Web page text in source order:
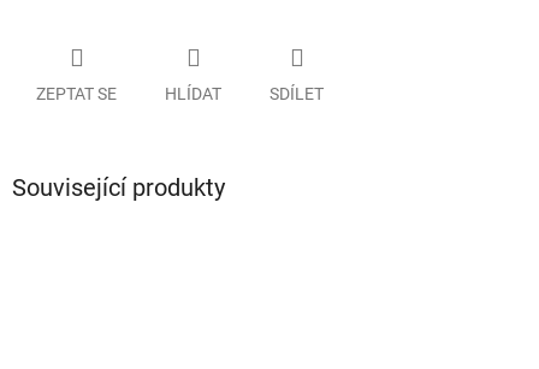
ZEPTAT SE HLÍDAT SDÍLET
Související produkty